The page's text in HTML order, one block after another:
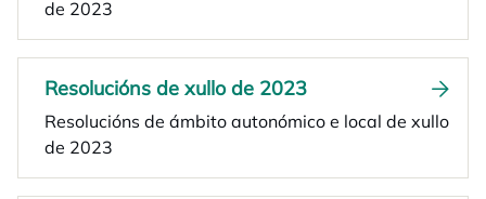
de 2023
Resolucións de xullo de 2023
Resolucións de ámbito autonómico e local de xullo
de 2023